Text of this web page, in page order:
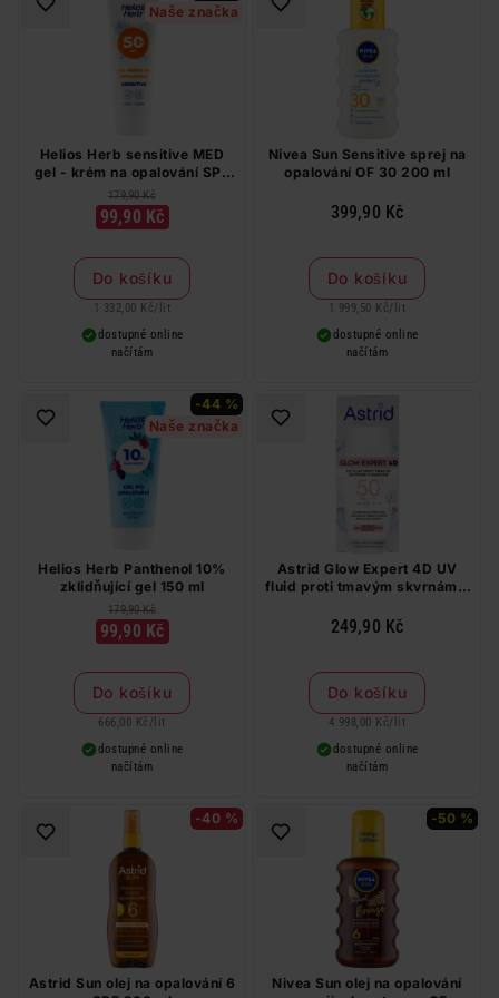
Naše značka
Helios Herb sensitive MED
gel - krém na opalování SPF
50+ 75 ml
179,90 Kč
99,90 Kč
Do košíku
1 332,00 Kč/ lit
dostupné online
načítám
Nivea Sun Sensitive sprej na
opalování OF 30 200 ml
399,90 Kč
Do košíku
1 999,50 Kč/ lit
dostupné online
načítám
-44 %
Naše značka
Helios Herb Panthenol 10%
zklidňující gel 150 ml
179,90 Kč
99,90 Kč
Do košíku
666,00 Kč / lit
dostupné online
načítám
Astrid Glow Expert 4D UV
fluid proti tmavým skvrnám a
249,90 Kč
Do košíku
4 998,00 Kč/ lit
dostupné online
načítám
-40 %
Astrid Sun olej na opalování 6
-50 %
Nivea Sun olej na opalování